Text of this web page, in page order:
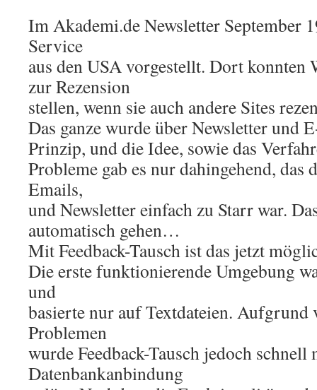
Im Akademi.de Newsletter September
Service
aus den USA vorgestellt. Dort konnten
zur Rezension
stellen, wenn sie auch andere Sites
Das ganze wurde über Newsletter und
Prinzip, und die Idee, sowie das
Probleme gab es nur dahingehend, das
Emails,
und Newsletter einfach zu Starr war.
automatisch gehen…
Mit Feedback-Tausch ist das jetzt
Die erste funktionierende Umgebung
und
basierte nur auf Textdateien. Aufgrund
Problemen
wurde Feedback-Tausch jedoch schnell
Datenbankanbindung